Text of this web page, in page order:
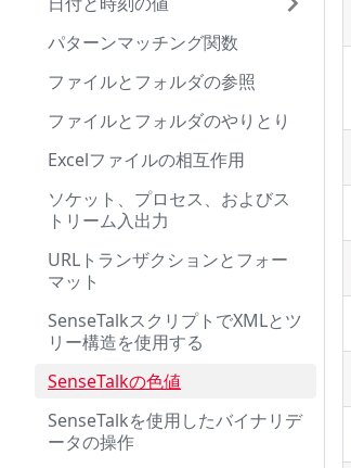
パターンマッチング関数
ファイルとフォルダの参照
ファイルとフォルダのやりとり
Excelファイルの相互作用
ソケット、プロセス、およびス
トリーム入出力
URLトランザクションとフォー
マット
SenseTalkスクリプトでXMLとツ
リー構造を使用する
SenseTalkの色値
SenseTalkを使用したバイナリデ
ータの操作